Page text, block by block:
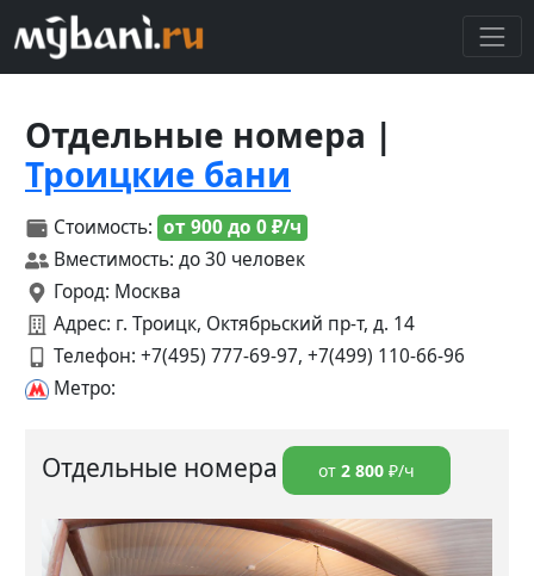
Отдельные номера |
Троицкие бани
Стоимость: от 900 до 0 ₽/ч
Вместимость: до 30 человек
Город: Москва
Адрес: г. Троицк, Октябрьский пр-т, д. 14
Телефон: +7(495) 777-69-97, +7(499) 110-66-96
Метро:
Отдельные номера от 2 800 ₽/ч